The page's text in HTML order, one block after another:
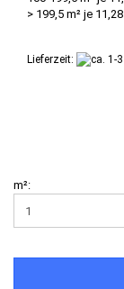
> 199,5 m² je 11,28
Lieferzeit:
m²: